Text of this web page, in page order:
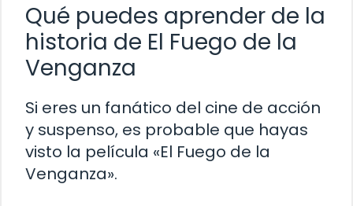
Qué puedes aprender de la
historia de El Fuego de la
Venganza
Si eres un fanático del cine de acción
y suspenso, es probable que hayas
visto la película «El Fuego de la
Venganza».